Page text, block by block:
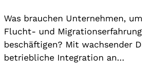
Was brauchen Unternehmen,
Flucht- und
beschäftigen? Mit wachsender
betriebliche Integration an…